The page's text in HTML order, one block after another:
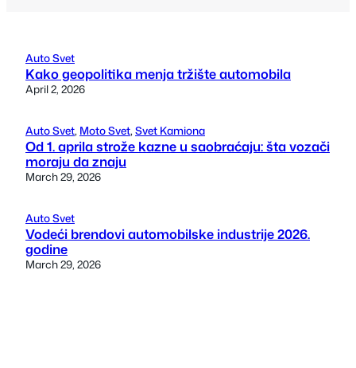
Auto Svet
Kako geopolitika menja tržište automobila
April 2, 2026
Auto Svet, Moto Svet, Svet Kamiona
Od 1. aprila strože kazne u saobraćaju: šta vozači
moraju da znaju
March 29, 2026
Auto Svet
Vodeći brendovi automobilske industrije 2026.
godine
March 29, 2026